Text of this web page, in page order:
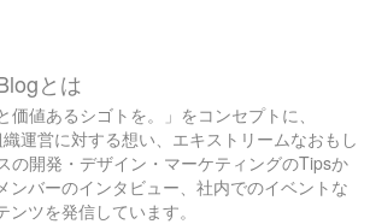
とは
価値あるシゴトを。」をコンセプトに、
運営に対する想い、エキストリームなおもし
の開発・デザイン・マーケティングのTipsか
ンバーのインタビュー、社内でのイベントな
ツを発信しています。